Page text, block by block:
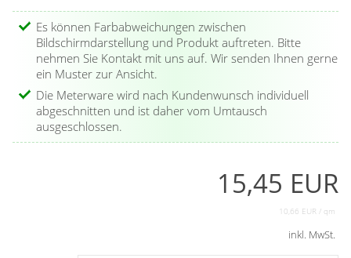
Es können Farbabweichungen zwischen
Bildschirmdarstellung und Produkt auftreten. Bitte
nehmen Sie Kontakt mit uns auf. Wir senden Ihnen gerne
ein Muster zur Ansicht.
Die Meterware wird nach Kundenwunsch individuell
abgeschnitten und ist daher vom Umtausch
ausgeschlossen.
15,45 EUR
10,66 EUR / qm
inkl. MwSt.